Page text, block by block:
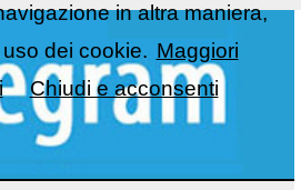
in altra maniera,
dei cookie. Maggiori
Chiudi e acconsenti